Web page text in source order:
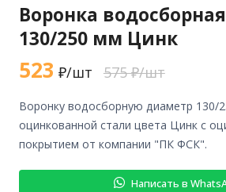
Воронка
130/250 мм Цинк
523 ₽/шт 575 ₽/шт
воронку водосборную диаметр 130/250 мм Цинк из
оцинкованной стали цвета Цинк с
покрытием от компании "ПК ФСК".
Написать в